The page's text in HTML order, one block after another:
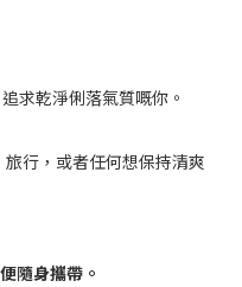
求乾淨俐落氣質嘅你。
行，或者任何想保持清爽
隨身攜帶。